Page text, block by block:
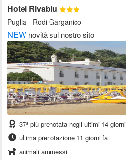
Hotel Rivablu
Puglia - Rodi Garganico
NEW novità sul nostro sito
37ª più prenotata negli ultimi 14 giorni
ultima prenotazione 11 giorni fa
animali ammessi